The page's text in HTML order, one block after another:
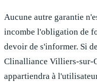
Aucune autre garantie
incombe l'obligation de
devoir de s'informer. Si
Clinalliance Villiers-sur-
appartiendra à